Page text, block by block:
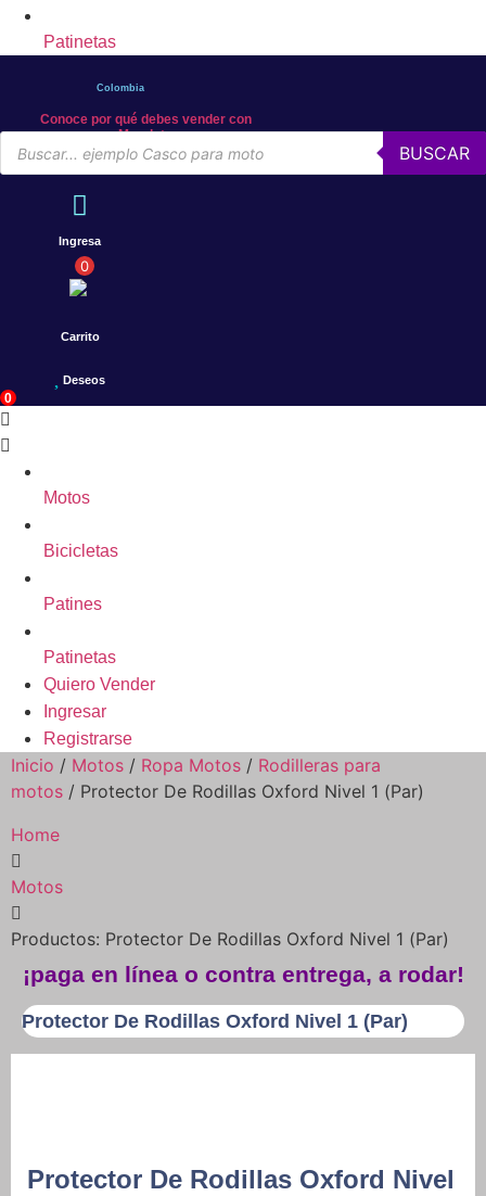
Patinetas
Colombia
Conoce por qué debes vender con
Mercleta
Búsqueda
de
productos
BUSCAR
Ingresa
0
Carrito
Deseos
0
Motos
Bicicletas
Patines
Patinetas
Quiero Vender
Ingresar
Registrarse
Inicio / Motos / Ropa Motos / Rodilleras para
motos / Protector De Rodillas Oxford Nivel 1 (Par)
Home
Motos
Productos: Protector De Rodillas Oxford Nivel 1 (Par)
¡paga en línea o contra entrega, a rodar!
Protector De Rodillas Oxford Nivel 1 (Par)
Protector De Rodillas Oxford Nivel